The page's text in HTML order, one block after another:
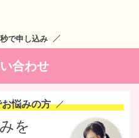
で申し込み
合わせ
悩みの方
を